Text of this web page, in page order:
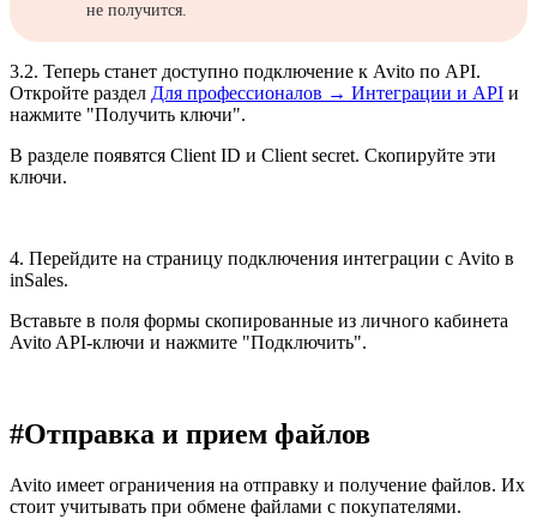
не получится.
3.2. Теперь станет доступно подключение к Avito по API.
Откройте раздел Для профессионалов → Интеграции и API и
нажмите "Получить ключи".
В разделе появятся Client ID и Client secret. Скопируйте эти
ключи.
4. Перейдите на страницу подключения интеграции с Avito в
inSales.
Вставьте в поля формы скопированные из личного кабинета
Avito API-ключи и нажмите "Подключить".
#Отправка и прием файлов
Avito имеет ограничения на отправку и получение файлов. Их
стоит учитывать при обмене файлами с покупателями.